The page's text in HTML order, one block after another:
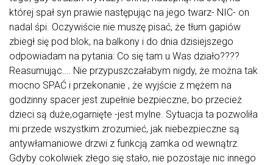
której spał syn prawie następując na jego twarz- NIC- on
nadal śpi. Oczywiście nie muszę pisać, że tłum gapiów
zbiegł się pod blok, na balkony i do dnia dzisiejszego
odpowiadam na pytania: Co się tam u Was działo????
Reasumując…. Nie przypuszczałabym nigdy, że można tak
mocno SPAĆ i przekonanie , że wyjście z mężem na
godzinny spacer jest zupełnie bezpieczne, bo przecież
dzieci są duże,ogarnięte -jest mylne. Sytuacja ta pozwoliła
mi przede wszystkim zrozumieć, jak niebezpieczne są
antywłamaniowe drzwi z funkcją zamka od wewnątrz.
Gdyby cokolwiek złego się stało, nie pozostaje nic innego